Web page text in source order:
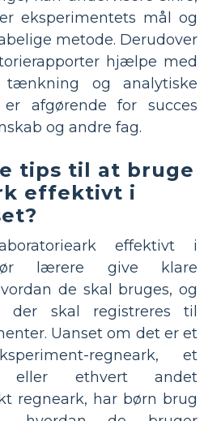
eksperimentets mål og
metode. Derudover
hjælpe med
og analytiske
afgørende for succes
og andre fag.
tips til at bruge
effektivt i
effektivt i
lærere give klare
de skal bruges, og
der skal registreres til
Uanset om det er et
regneark, et
eller ethvert andet
regneark, har børn brug